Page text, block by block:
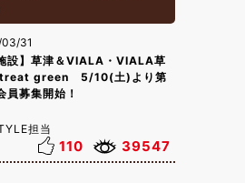
31
施設】草津＆VIALA・VIALA草
green 5/10(土)より第
員募集開始！
担当
110 39547